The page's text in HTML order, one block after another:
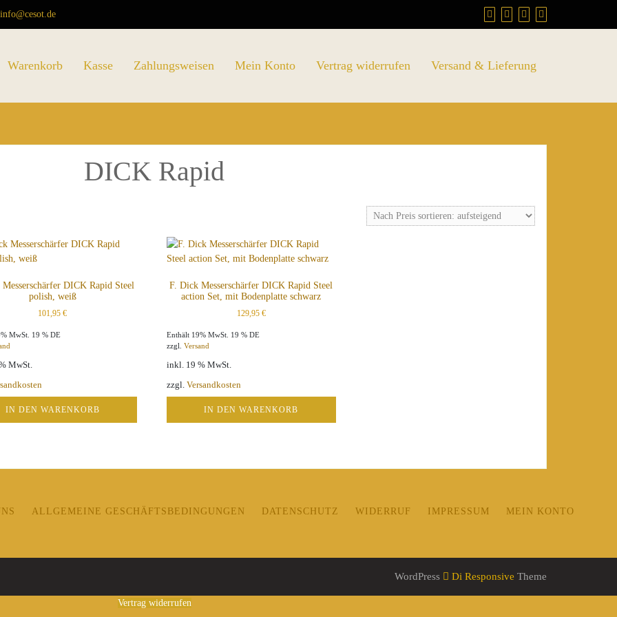
info@cesot.de
Warenkorb Kasse Zahlungsweisen Mein Konto Vertrag widerrufen Versand & Lieferung
DICK Rapid
DICK Rapid Steel
polish, weiß
101,95€
MwSt. 19 % DE
MwSt.
IN DEN WARENKORB
F. Dick Messerschärfer DICK Rapid Steel
action Set, mit Bodenplatte schwarz
129,95 €
Enthält 19% MwSt. 19 % DE
zzgl. Versand
inkl. 19 % MwSt.
zzgl. Versandkosten
IN DEN WARENKORB
ALLGEMEINE GESCHÄFTSBEDINGUNGEN DATENSCHUTZ WIDERRUF IMPRESSUM MEIN KONTO
WordPress Di Responsive Theme
Vertrag widerrufen